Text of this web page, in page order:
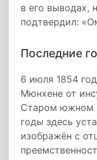
в его выводах,
подтвердил:
Последние
6 июля 1854
Мюнхене от
Старом южном
годы здесь
изображён с